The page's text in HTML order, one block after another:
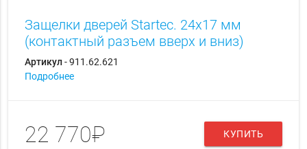
Защелки дверей Startec. 24х17 мм
(контактный разъем вверх и вниз)
Артикул- 911.62.621
Подробнее
22 770₽ КУПИТЬ